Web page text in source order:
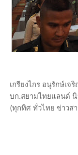
เกรียงไกร อนุรักษ์เจ
บก.สยามไทยแลนด์ นิ
(ทุกทิศ ทั่วไทย ข่าวส